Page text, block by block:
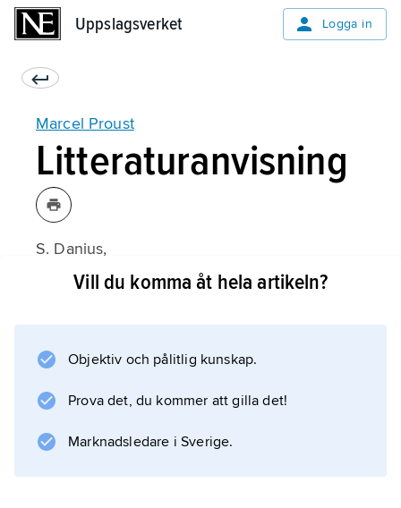
Uppslagsverket Logga in
Marcel Proust
Litteraturanvisning
S. Danius,
Prousts motor
Vill du komma åt hela artikeln?
Objektiv och pålitlig kunskap.
Prova det, du kommer att gilla det!
Marknadsledare i Sverige.